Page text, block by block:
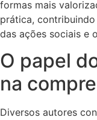
formas mais
prática,
das ações sociais e
O papel
na
Diversos autores